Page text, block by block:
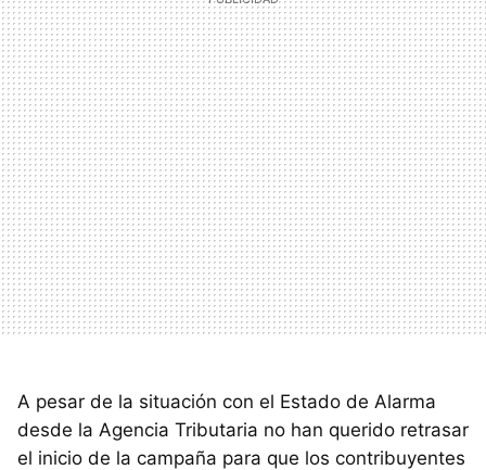
A pesar de la situación con el Estado de Alarma
desde la Agencia Tributaria no han querido retrasar
el inicio de la campaña para que los contribuyentes